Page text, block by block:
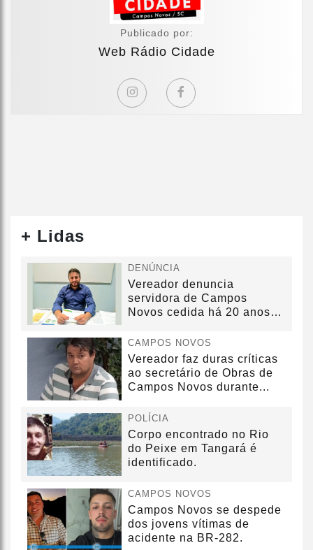
Publicado por:
Web Rádio Cidade
+ Lidas
DENÚNCIA
Vereador denuncia
servidora de Campos
Novos cedida há 20 anos
CAMPOS NOVOS
Vereador faz duras críticas
ao secretário de Obras de
Campos Novos durante...
POLÍCIA
Corpo encontrado no Rio
do Peixe em Tangará é
identificado.
CAMPOS NOVOS
Campos Novos se despede
dos jovens vítimas de
acidente na BR-282.